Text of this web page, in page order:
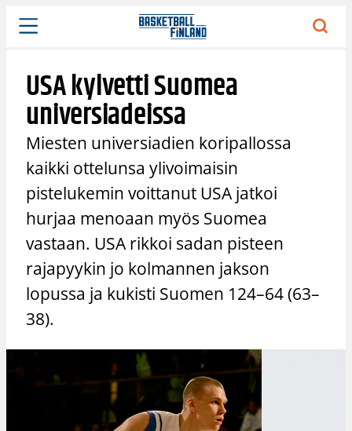
Siirry
sisältöön
USA kylvetti Suomea
universiadeissa
Miesten universiadien koripallossa
kaikki ottelunsa ylivoimaisin
pistelukemin voittanut USA jatkoi
hurjaa menoaan myös Suomea
vastaan. USA rikkoi sadan pisteen
rajapyykin jo kolmannen jakson
lopussa ja kukisti Suomen 124–64 (63–
38).